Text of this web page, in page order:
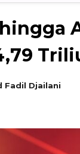
Fadil Djailani